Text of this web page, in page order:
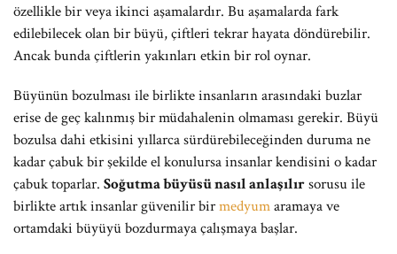
özellikle bir veya ikinci aşamalardır. Bu aşamalarda fark
edilebilecek olan bir büyü, çiftleri tekrar hayata döndürebilir.
Ancak bunda çiftlerin yakınları etkin bir rol oynar.
Büyünün bozulması ile birlikte insanların arasındaki buzlar
erise de geç kalınmış bir müdahalenin olmaması gerekir. Büyü
bozulsa dahi etkisini yıllarca sürdürebileceğinden duruma ne
kadar çabuk bir şekilde el konulursa insanlar kendisini o kadar
çabuk toparlar. Soğutma büyüsü nasıl anlaşılırsorusu ile
birlikte artık insanlar güvenilir birmedyumaramaya ve
ortamdaki büyüyü bozdurmaya çalışmaya başlar.